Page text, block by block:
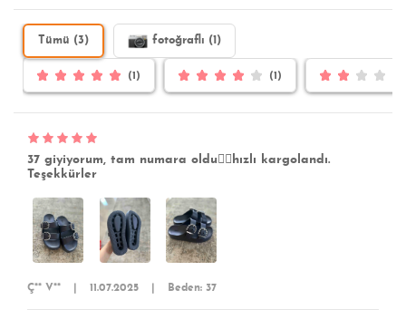
Tümü (3) fotoğraflı (1)
(1) (1)
37 giyiyorum, tam numara oldu👍🏻hızlı kargolandı.
Teşekkürler
Ç** V** 11.07.2025 Beden: 37